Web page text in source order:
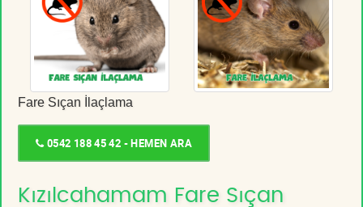
Fare Sıçan İlaçlama
0542 188 45 42 - HEMEN ARA
Kızılcahamam Fare Sıçan